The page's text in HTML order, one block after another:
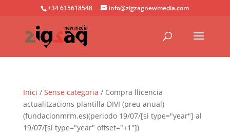
+34 615618548 info@zigzagnewmedia.com
Inici / Sense categoria / Compra llicencia
actualitzacions plantilla DIVI (preu anual)
(fundacionmrm.es)(periodo 19/07/[si type="year"] al
19/07/[si type="year" offset="+1"])